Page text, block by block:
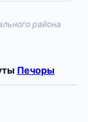
района
Печоры